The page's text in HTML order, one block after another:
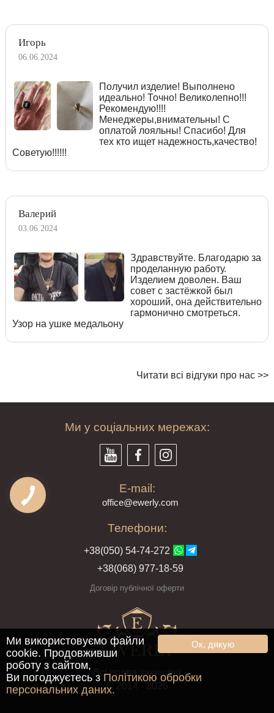
Игорь
06.06.2024
Получил изделие! Выполнено
идеально! Точно! Великолепно!!!
Рекомендую!!!!
Менеджеры,внимательны! С
оплатой лояльны! Спасибо! Для
тех кто ищет надежность,качество!
Советую!!!!!!
Валерий
03.06.2024
Здравствуйте. Благодарю за
проделанную работу.
Изделием доволен. Ваш
совет с застёжкой был
хороший, она действительно
гармонично смотреться.
Узор на ушке медальону
Читати всі відгуки про нас >>
Ми у соціальних мережах:
E-mail:
office@ewerly.com
Телефони:
+38(050) 54-74-272
+38(068) 977-18-59
Договір публічної оферти
Всі права захищені
© 2014 - 2026
Ок, дякую
Ми використовуємо файли
cookie. Продовживши
роботу з сайтом,
Ви погоджуєтесь з Політикою обробки
персональних даних.